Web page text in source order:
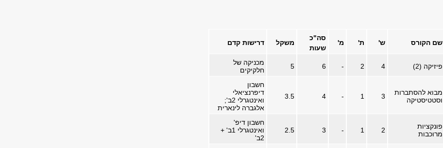
שם הקורס ש' ת' מ'
סה"כ
שעות
משקל דרישות קדם
פיזיקה (2) 4
2
-
6
5
מכניקה של
חלקיקים
מבוא להסתברות
וסטטיסטיקה
3
1
-
4
3.5
חשבון
דיפרנציאלי
ואינטגרלי 2ב';
אלגברה לינארית
פונקציות
מרוכבות
2
1
-
3
2.5
חשבון דיפ'
ואינטגרלי 1ב' +
2ב'